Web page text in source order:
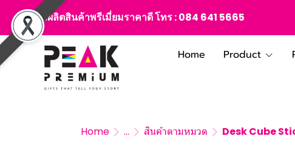
สั่งผลิตสินค้าพรีเมี่ยมราคาดี โทร :084 641 5665
Home Product
Home ... สินค้าตามหมวด Desk Cube